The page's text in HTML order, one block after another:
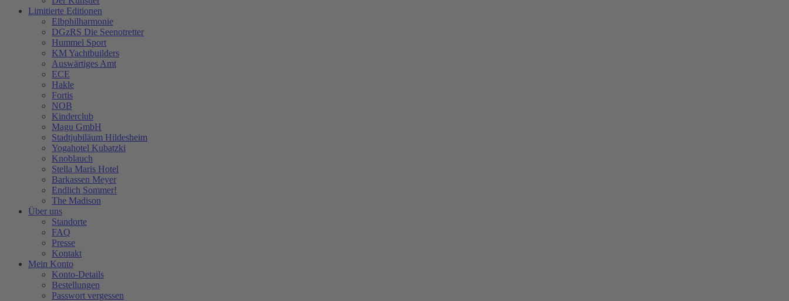
Limitierte Editionen
Elbphilharmonie
DGzRS Die Seenotretter
Hummel Sport
KM Yachtbuilders
Auswärtiges Amt
ECE
Hakle
Fortis
NOB
Kinderclub
Magu GmbH
Stadtjubiläum Hildesheim
Yogahotel Kubatzki
Knoblauch
Stella Maris Hotel
Barkassen Meyer
Endlich Sommer!
The Madison
Über uns
Standorte
FAQ
Presse
Kontakt
Mein Konto
Konto-Details
Bestellungen
Passwort vergessen